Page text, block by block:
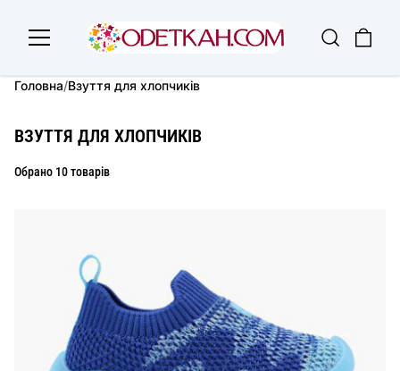
Головна/Взуття для хлопчиків
ВЗУТТЯ ДЛЯ ХЛОПЧИКІВ
Обрано 10 товарів